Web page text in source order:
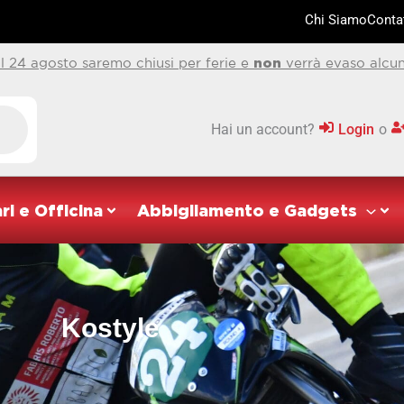
Chi Siamo
24 agosto saremo chiusi per ferie e non verrà evaso
Hai un account? Login o
e Officina Abbigliamento e Gadgets
Kostyle